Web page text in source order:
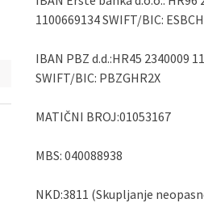
1100669134 SWIFT/BIC:
IBAN PBZ d.d.:HR45 2340009
SWIFT/BIC: PBZGHR2X
MATIČNI BROJ:01053167
MBS: 040088938
NKD:3811 (Skupljanje